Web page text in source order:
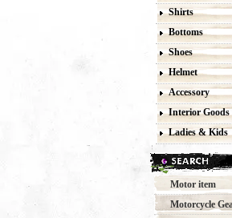
Shirts
Bottoms
Shoes
Helmet
Accessory
Interior Goods
Ladies & Kids
Motor item
Motorcycle